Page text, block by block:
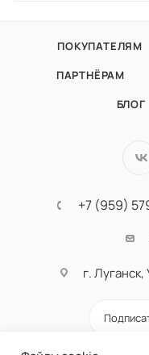
ПОКУПАТЕЛЯМ
ПАРТНЁРАМ
БЛОГ
+7 (959)
г.